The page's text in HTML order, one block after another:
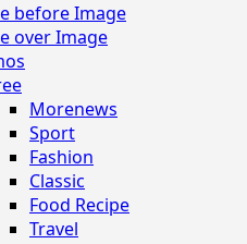
before Image
over Image
Morenews
Sport
Fashion
Classic
Food Recipe
Travel